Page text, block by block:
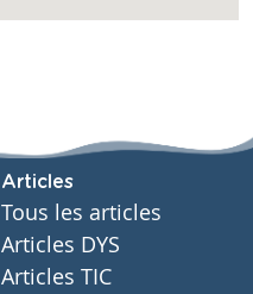
Articles
Tous les articles
Articles DYS
Articles TIC